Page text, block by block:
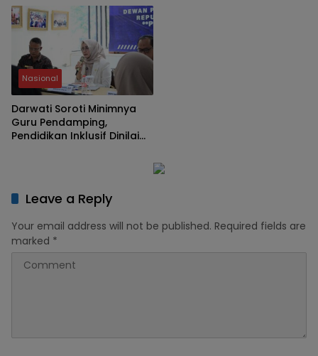
Nasional
Darwati Soroti Minimnya
Guru Pendamping,
Pendidikan Inklusif Dinilai
Leave a Reply
Your email address will not be published. Required fields are
marked *